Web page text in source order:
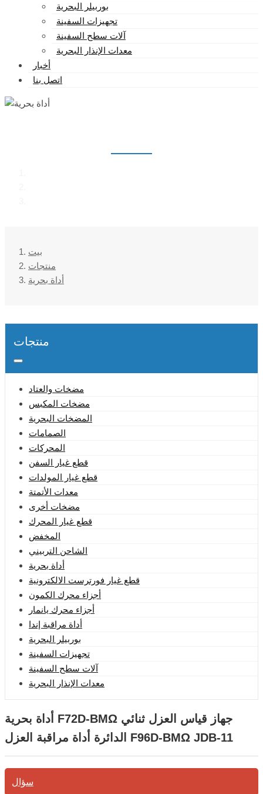
بوربيلر البحرية
تجهيزات السفينة
آلات سطح السفينة
معدات الإنذار البحرية
أخبار
اتصل بنا
بيت
منتجات
أداة بحرية
منتجات
مضخات والعتاد
مضخات المكبس
المضخات البحرية
الصمامات
المحركات
قطع غيار السفن
قطع غيار المولدات
معدات الأتمتة
مضخات أخرى
قطع غيار المحرك
المخفض
الشاحن التربيني
أداة بحرية
قطع غيار فورترست الالكترونية
أجزاء محرك الكمون
أجزاء محرك يانمار
أداة مراقبة إندا
بوربيلر البحرية
تجهيزات السفينة
آلات سطح السفينة
معدات الإنذار البحرية
أداة بحرية F72D-BMΩ جهاز قياس العزل ثنائي
الدائرة أداة مراقبة العزل F96D-BMΩ JDB-11
سؤال